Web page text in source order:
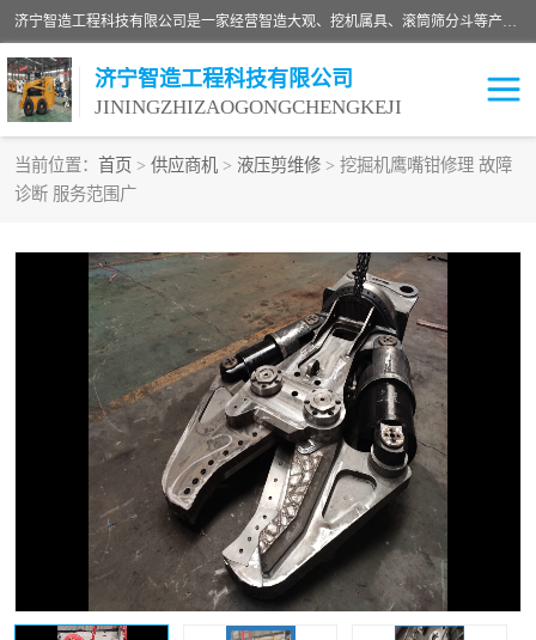
济宁智造工程科技有限公司是一家经营智造大观、挖机属具、滚筒筛分斗等产品的滑移装载机厂家。济宁智造工程科技有限公司奉行以质量赢得用户，诚信为本，互利共赢的宗旨，依靠雄厚的技术力量，科学的管理制度，先进的加工检测设备，始终坚持以客户为中心，免费咨询！
济宁智造工程科技有限公司
JININGZHIZAOGONGCHENGKEJI
当前位置： 首页 > 供应商机 > 液压剪维修 > 挖掘机鹰嘴钳修理 故障
诊断 服务范围广
振动夯
铣挖机 移动破碎机
滚筒筛分斗 粉碎钳
液压剪 土壤修复
铣刨机 开沟机
破碎机
压路机
枕木机 滑移装载机